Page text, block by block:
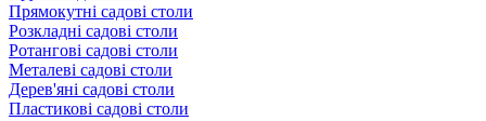
Прямокутні садові столи
Розкладні садові столи
Ротангові садові столи
Металеві садові столи
Дерев'яні садові столи
Пластикові садові столи